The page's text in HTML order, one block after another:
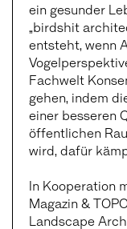
ein gesunder
„birdshit
entsteht, wenn
Fachwelt
gehen, indem
einer besseren
öffentlichen
wird, dafür
In Kooperation
Magazin &
Landscape